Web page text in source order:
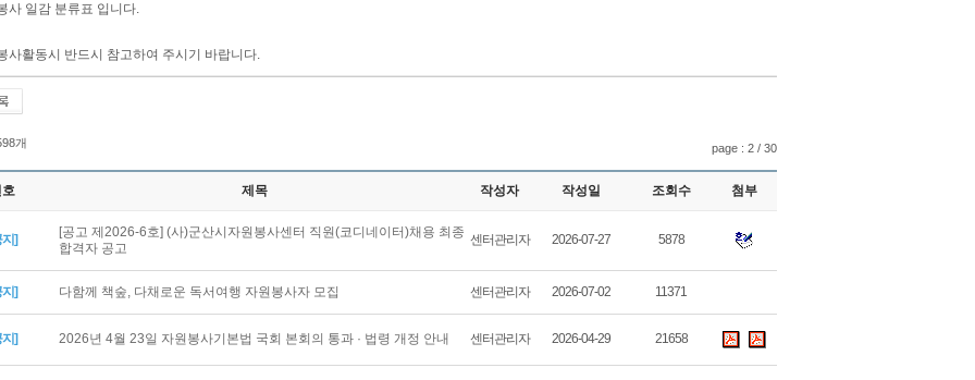
사 일감 분류표 입니다.
사활동시 반드시 참고하여 주시기 바랍니다.
개 page : 2 / 30
호 제목 작성자 작성일 조회수 첨부
지]
[공고 제2026-6호] (사)군산시자원봉사센터 직원(코디네이터)채용 최종
합격자 공고
센터관리자 2026-07-27 5878
지] 다함께 책숲, 다채로운 독서여행 자원봉사자 모집 센터관리자 2026-07-02 11371
지] 2026년 4월 23일 자원봉사기본법 국회 본회의 통과 · 법령 개정 안내 센터관리자 2026-04-29 21658